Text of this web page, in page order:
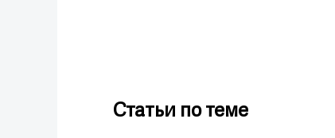
Статьи по теме